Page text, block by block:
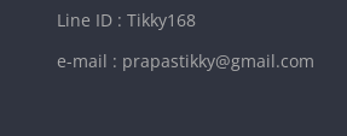
Line ID : Tikky168
e-mail : prapastikky@gmail.com